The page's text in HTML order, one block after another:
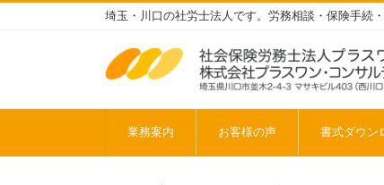
埼玉・川口の社労士法人です。労務相談・保険手続
業務案内 お客様の声 書式ダウン